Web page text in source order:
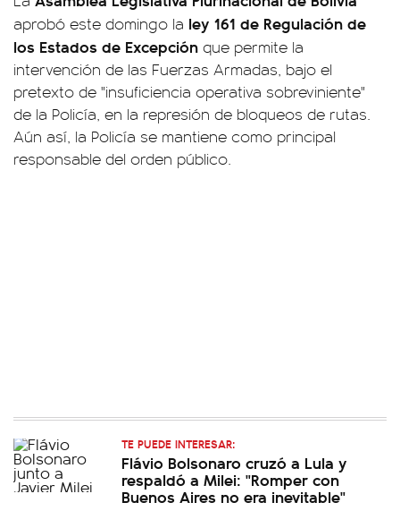
aprobó este domingo la ley 161 de Regulación de
los Estados de Excepción que permite la
intervención de las Fuerzas Armadas, bajo el
pretexto de "insuficiencia operativa sobreviniente"
de la Policía, en la represión de bloqueos de rutas.
Aún así, la Policía se mantiene como principal
responsable del orden público.
TE PUEDE INTERESAR:
Flávio Bolsonaro cruzó a Lula y
respaldó a Milei: "Romper con
Buenos Aires no era inevitable"